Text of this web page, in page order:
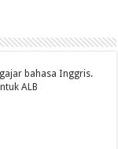
bahasa Inggris.
ALB